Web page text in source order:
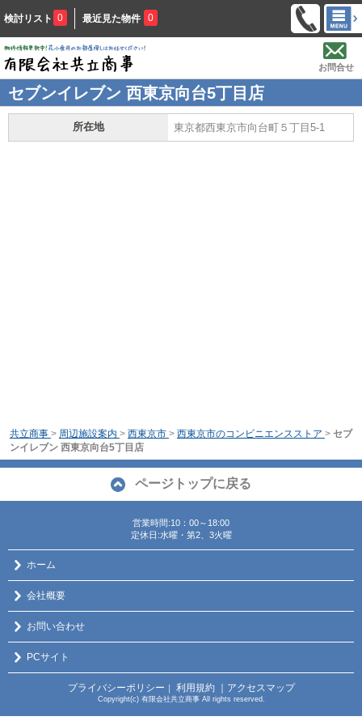
検討リスト 0 最近見た物件 0
お問合せ
セブンイレブン 西東京向台5丁目店
所在地 東京都西東京市向台町５丁目5-1
共立商事 > 周辺施設案内 > 西東京市 > 西東京市のコンビニエンスストア > セブ
ンイレブン 西東京向台5丁目店
ページトップに戻る
営業時間:10：00～18:00
定休日:水曜・第2、3火曜
ホーム
会社概要
お問い合わせ
PCサイト
プライバシーポリシー ｜ 利用規約 ｜アクセスマップ
Copyright(c) 有限会社共立商事 All rights reserved.